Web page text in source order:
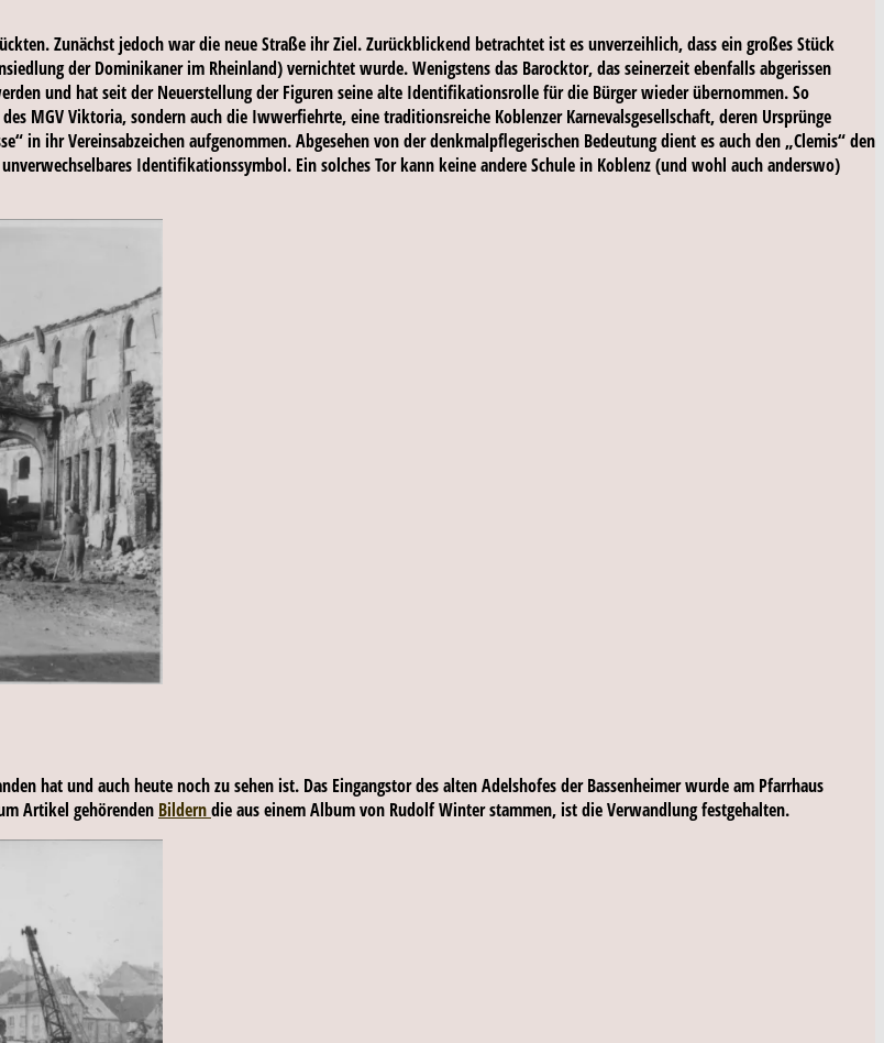
Zunächst jedoch war die neue Straße ihr Ziel. Zurückblickend betrachtet ist es unverzeihlich, dass ein großes Stück
der Dominikaner im Rheinland) vernichtet wurde. Wenigstens das Barocktor, das seinerzeit ebenfalls abgerissen
und hat seit der Neuerstellung der Figuren seine alte Identifikationsrolle für die Bürger wieder übernommen. So
MGV Viktoria, sondern auch die Iwwerfiehrte, eine traditionsreiche Koblenzer Karnevalsgesellschaft, deren Ursprünge
in ihr Vereinsabzeichen aufgenommen. Abgesehen von der denkmalpflegerischen Bedeutung dient es auch den „Clemis“ den
Identifikationssymbol. Ein solches Tor kann keine andere Schule in Koblenz (und wohl auch anderswo)
hat und auch heute noch zu sehen ist. Das Eingangstor des alten Adelshofes der Bassenheimer wurde am Pfarrhaus
Artikel gehörenden Bilderndie aus einem Album von Rudolf Winter stammen, ist die Verwandlung festgehalten.